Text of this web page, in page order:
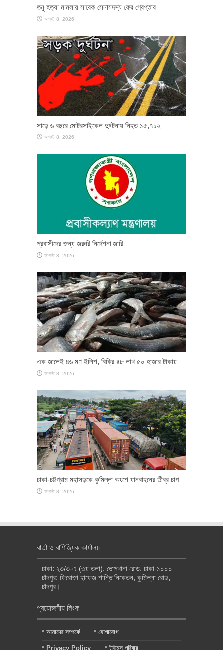
তনু হত্যা মামলায় সাবেক সেনাসদস্য ফের গ্রেপ্তার
আগস্ট 8, 2026
সাড়ে ৬ বছরে মোটরসাইকেল দুর্ঘটনায় নিহত ১৫,৭১২
আগস্ট 8, 2026
প্রবাসীদের জন্য জরুরি নির্দেশনা জারি
আগস্ট 8, 2026
এক জালেই ৪৬ মণ ইলিশ, বিক্রি ৪৮ লাখ ৫০ হাজার টাকায়
আগস্ট 8, 2026
ঢাকা-চট্টগ্রাম মহাসড়কে কুমিল্লা অংশে যানবাহনের তীব্র চাপ
আগস্ট 8, 2026
বার্তা ও বাণিজ্যিক কার্যালয়
ঢাকা: ২৩/৩-এ (৩য় তলা), তোপখানা রোড, ঢাকা-১০০০
চাঁদপুর: ফিরোজা হাফেজ শান্তি নিকেতন, কুমিল্লা রোড,
চাঁদপুর।
প্রয়োজনীয় লিংক
* আমাদের সম্পর্কে * যোগাযোগ
* Privacy Policy *টাইমস পরিবার